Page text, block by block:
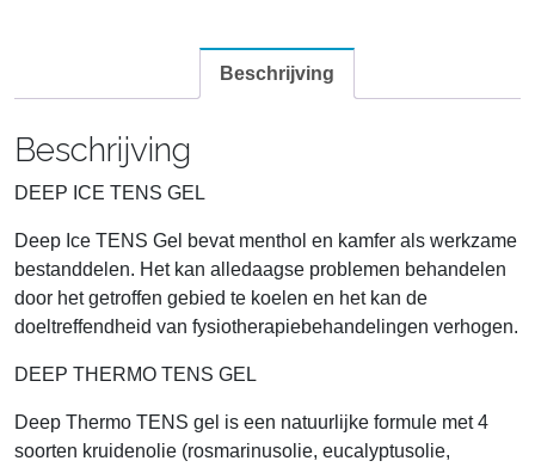
Beschrijving
Beschrijving
DEEP ICE TENS GEL
Deep Ice TENS Gel bevat menthol en kamfer als werkzame
bestanddelen. Het kan alledaagse problemen behandelen
door het getroffen gebied te koelen en het kan de
doeltreffendheid van fysiotherapiebehandelingen verhogen.
DEEP THERMO TENS GEL
Deep Thermo TENS gel is een natuurlijke formule met 4
soorten kruidenolie (rosmarinusolie, eucalyptusolie,